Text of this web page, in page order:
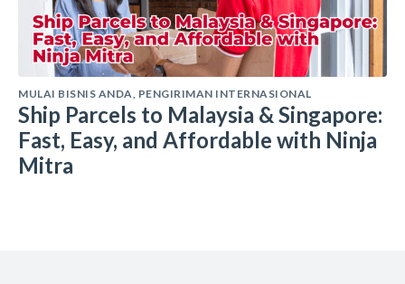
MULAI BISNIS ANDA PENGIRIMAN INTERNASIONAL
Ship Parcels to Malaysia & Singapore:
Fast, Easy, and Affordable with Ninja
Mitra